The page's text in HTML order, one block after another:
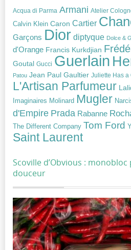
Acqua di Parma Armani Atelier
Calvin Klein Caron Cartier
Garçons Dior diptyque Dolce &
d'Orange Francis Kurkdjian
Goutal Gucci Guerlain
Patou Jean Paul Gaultier Juliette Has a
L'Artisan Parfumeur
Imaginaires Molinard Mugler
d'Empire Prada Rabanne
The Different Company Tom Ford
Saint Laurent
Scoville d’Obvious :
douceur